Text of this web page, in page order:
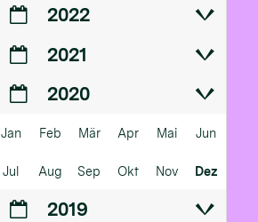
2022
2021
2020
Jan Feb Mär Apr Mai Jun
Jul Aug Sep Okt Nov Dez
2019